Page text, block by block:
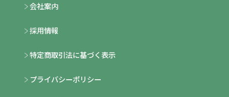
会社案内
採用情報
特定商取引法に基づく表示
プライバシーポリシー